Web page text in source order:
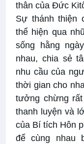
thân của Đức
Sự thánh thiện
thể hiện qua
sống hằng
nhau, chia sẻ
nhu cầu của
thời gian cho
tưởng chừng
thanh luyện và
của Bí tích Hôn
để cùng nhau